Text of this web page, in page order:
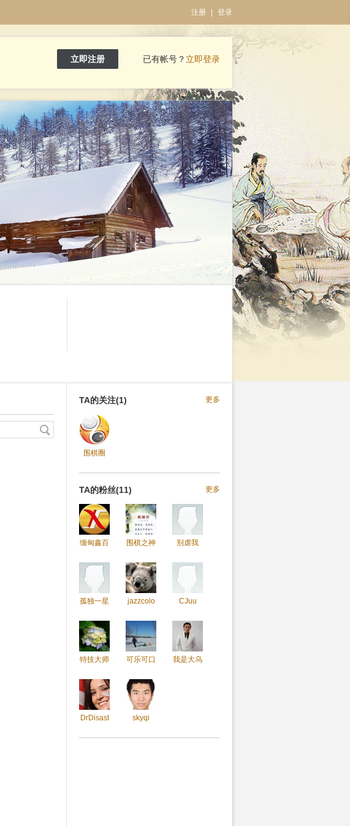
注册 登录
立即注册 已有帐号？ 立即登录
更多
TA的关注(1)
围棋圈
更多
TA的粉丝(11)
缅甸鑫百 围棋之神 别虐我
孤独一星 jazzcolo CJuu
特技大师 可乐可口 我是大乌
DrDisast skyqi